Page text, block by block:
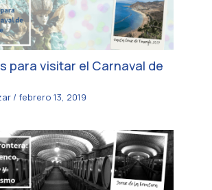
para visitar el Carnaval de
/febrero 13, 2019